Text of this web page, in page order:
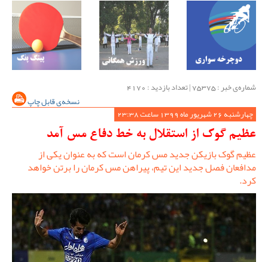
شماره‌ی خبر : ‌75375 | تعداد بازدید : 4170
نسخه‌ی قابل چاپ
چهارشنبه 26 شهریور ماه 1399 ساعت 23:38
عظیم گوک از استقلال به خط دفاع مس آمد
عظیم گوک بازیکن جدید مس کرمان است که به عنوان یکی از
مدافعان فصل جدید این تیم، پیراهن مس کرمان را برتن خواهد
کرد.